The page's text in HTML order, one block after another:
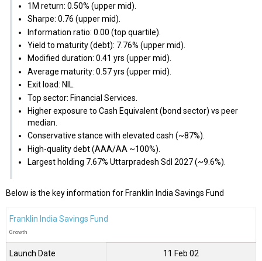
1M return: 0.50% (upper mid).
Sharpe: 0.76 (upper mid).
Information ratio: 0.00 (top quartile).
Yield to maturity (debt): 7.76% (upper mid).
Modified duration: 0.41 yrs (upper mid).
Average maturity: 0.57 yrs (upper mid).
Exit load: NIL.
Top sector: Financial Services.
Higher exposure to Cash Equivalent (bond sector) vs peer
median.
Conservative stance with elevated cash (~87%).
High-quality debt (AAA/AA ~100%).
Largest holding 7.67% Uttarpradesh Sdl 2027 (~9.6%).
Below is the key information for Franklin India Savings Fund
Franklin India Savings Fund
Growth
Launch Date 11 Feb 02